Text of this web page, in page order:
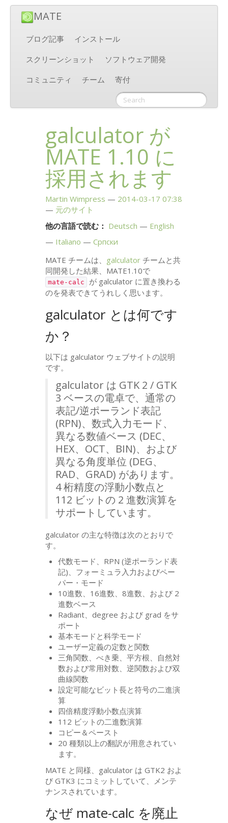
MATE
ブログ記事
インストール
スクリーンショット
ソフトウェア開発
コミュニティ
チーム 寄付
galculator が
MATE 1.10 に
採用されます
Martin Wimpress
2014-03-17 07:38
元のサイト
他の言語で読む： Deutsch
English
Italiano
Српски
MATE チームは、 galculator チームと共
同開発した結果、 MATE1 .10で
mate-calc
が galculator に置き換わる
のを発表できてうれしく思います。
galculator とは何です
か？
以下は galculator ウェブサイトの説明
です。
galculator は GTK 2 / GTK
3 ベースの電卓で、通常の
表記/逆ポーランド表記
(RPN)、数式入力モード、
異なる数値ベース (DEC、
HEX、 OCT、 BIN)、および
異なる角度単位 (DEG、
RAD、 GRAD) があります。
4 桁精度の浮動小数点と
112 ビットの 2 進数演算を
サポートしています。
galculator の主な特徴は次のとおりで
す。
代数モード、 RPN (逆ポーランド表
記)、フォーミュラ入力およびペー
パー・モード
10進数、16進数、8進数、および 2
進数ベース
Radiant、degree および grad をサ
ポート
基本モードと科学モード
ユーザー定義の定数と関数
三角関数、べき乗、平方根、自然対
数および常用対数、逆関数および双
曲線関数
設定可能なビット長と符号の二進演
算
四倍精度浮動小数点演算
112 ビットの二進数演算
コピー＆ペースト
20 種類以上の翻訳が用意されてい
ます。
MATE と同様、galculator はGTK2 およ
びGTK3 にコミットしていて、メンテ
ナンスされています。
なぜ mate-calc を廃止